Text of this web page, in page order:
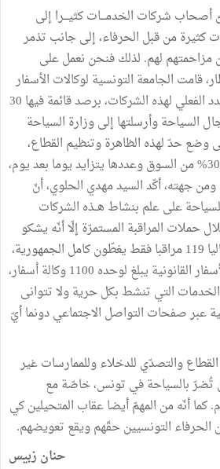
شركات الخدمـــات كثيـــرا إلى
كثيرة من قبل الحرفاء، إلى جانب تذمر
مزاحمتهم لهم. لذلك فنحن نعمل على
قامت الجامعة التونسية لوكالات الأسفار
والسياحة، التي لا تملك العدد الفعلي لهذه الشركات، برصد قائمة فيها 30
وأرسلتها إلى وزارة السياحة
وضع حدّ لهذه الظاهرة وتنظيم القطاع،
حيث تحتلّ هذه الشركات 30% من السوق وعددها يتزايد يوما بعد يوم،
جهته، أكّد السيد مهدي الحلوي، أنّ
على علم بنشاط هــذه الشركات
حملات المراقبة المستمرّة إلّا أنّه يشكو
من قلّة المراقبين. فهناك حاليا 119 مراقبا فقط يغطّون كامل الجمهورية،
في حين أنّ عدد وكالات الأسفار القانونية يبلغ لوحده 1100 وكالة أسفار،
التي تنشط بكل حرية ولا تتوانى
عبر صفحات التواصل الاجتماعي دونما أيّ
والتصدّي للدخلاء وللممارسات غير
أن تُضرّ بالسياحة في تونس، خاصّة مع
كما أنّه من المهمّ أيضا عقاب المتحيلين كي
التونسيين حقّهم ويقع تعويضهم.
حنان زبيس